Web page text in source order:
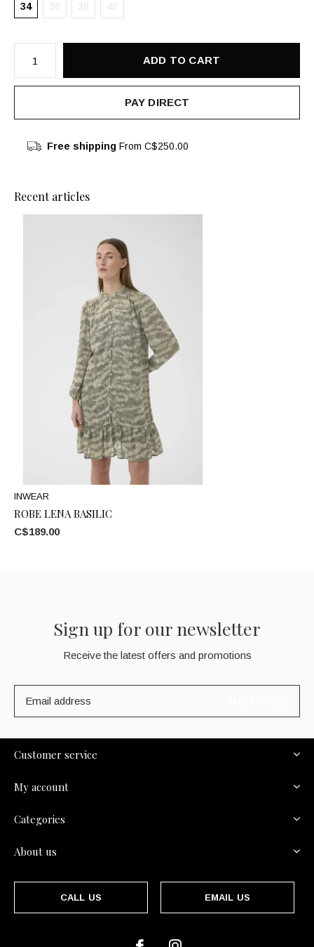
34 36 38 40
ADD TO CART
PAY DIRECT
Free shipping From C$250.00
Recent articles
INWEAR
ROBE LENA BASILIC
C$189.00
Sign up for our newsletter
Receive the latest offers and promotions
Customer service
My account
Categories
About us
CALL US EMAIL US